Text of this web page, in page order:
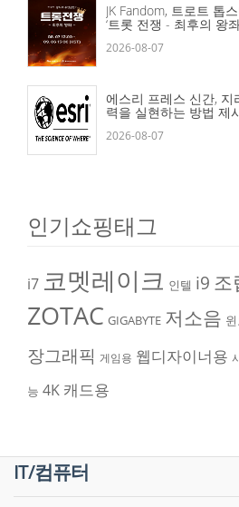
JK Fandom, 트로트 톱
‘트롯 전쟁 - 최후의 왕
2026-08-07
에스리 프레스 신간, 지
력을 실현하는 방법 제
2026-08-07
인기쇼핑태그
i7 코멧레이크 인텔 i9 조
ZOTAC GIGABYTE 저소음
장그래픽 게임용 웹디자이너용
능 4K 캐드용
IT/컴퓨터